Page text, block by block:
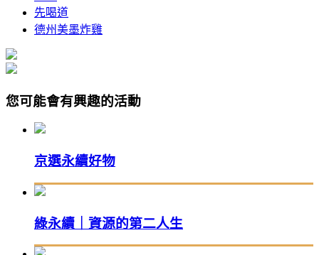
先喝道
德州美墨炸雞
您可能會有興趣的活動
京選永續好物
綠永續｜資源的第二人生